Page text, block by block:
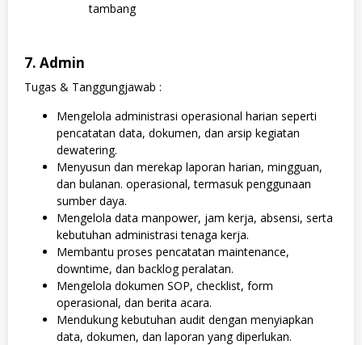
tambang
7. Admin
Tugas & Tanggungjawab :
Mengelola administrasi operasional harian seperti
pencatatan data, dokumen, dan arsip kegiatan
dewatering.
Menyusun dan merekap laporan harian, mingguan,
dan bulanan. operasional, termasuk penggunaan
sumber daya.
Mengelola data manpower, jam kerja, absensi, serta
kebutuhan administrasi tenaga kerja.
Membantu proses pencatatan maintenance,
downtime, dan backlog peralatan.
Mengelola dokumen SOP, checklist, form
operasional, dan berita acara.
Mendukung kebutuhan audit dengan menyiapkan
data, dokumen, dan laporan yang diperlukan.